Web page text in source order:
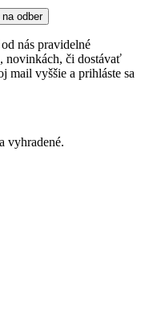
nás pravidelné
novinkách, či dostávať
mail vyššie a prihláste sa
vyhradené.